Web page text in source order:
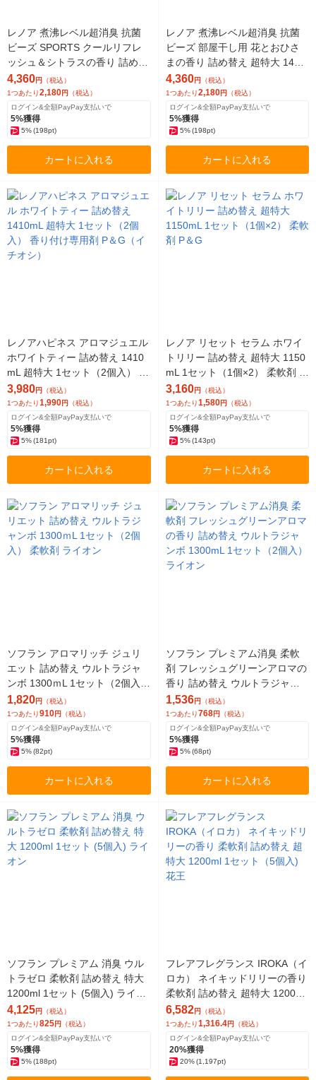
レノア 煮沸レベル超消臭 抗菌
ビーズ SPORTS クールリフレ
ッシュ＆シトラスの香り 詰め替
え 超特大 1410mL 1セット（1
個×2） P＆G
4,360円 （税込）
1つあたり2,180円 （税込）
ログイン&全額PayPay支払いで
5%獲得
5%(198pt)
カートに入れる
レノア 煮沸レベル超消臭 抗菌
ビーズ 部屋干し用 花とおひさ
まの香り 詰め替え 超特大 1410
mL 1セット（1個×2） 抗菌 P＆
G
4,360円 （税込）
1つあたり2,180円 （税込）
ログイン&全額PayPay支払いで
5%獲得
5% (198pt)
カートに入れる
レノアハピネス アロマジュエル
ホワイトティー 詰め替え 1410
mL 超特大 1セット（2個入） 香
り付け専用剤 P＆G（イチオ
シ）
3,980円 （税込）
1つあたり1,990円 （税込）
ログイン&全額PayPay支払いで
5%獲得
5%(181pt)
カートに入れる
レノア リセット セラム ホワイ
トリリー 詰め替え 超特大 1150
mL 1セット（1個×2） 柔軟剤 P
＆G
3,160円 （税込）
1つあたり1,580円 （税込）
ログイン&全額PayPay支払いで
5%獲得
5% (143pt)
カートに入れる
ソフラン アロマリッチ ジュリ
エット 詰め替え ウルトラジャ
ンボ 1300ｍL 1セット（2個入）
柔軟剤 ライオン
1,820円 （税込）
1つあたり910円 （税込）
ログイン&全額PayPay支払いで
5%獲得
5%(82pt)
カートに入れる
ソフラン プレミアム消臭 柔軟
剤 フレッシュグリーンアロマの
香り 詰め替え ウルトラジャン
ボ 1300mL 1セット（2個入）ラ
イオン
1,536円 （税込）
1つあたり768円 （税込）
ログイン&全額PayPay支払いで
5%獲得
5% (68pt)
カートに入れる
ソフラン プレミアム 消臭 ウル
トラゼロ 柔軟剤 詰め替え 特大
1200ml 1セット (5個入) ライオ
ン
4,125円 （税込）
1つあたり825円 （税込）
ログイン&全額PayPay支払いで
5%獲得
5%(188pt)
フレアフレグランス IROKA（イ
ロカ） ネイキッドリリーの香り
柔軟剤 詰め替え 超特大 1200ml
6,582円 （税込）
1つあたり1,316.4円 （税込）
ログイン&全額PayPay支払いで
20%獲得
20% (1,197pt)